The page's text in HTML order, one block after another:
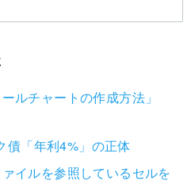
ルチャートの作成方法」
債「年利4%」の正体
イルを参照しているセルを